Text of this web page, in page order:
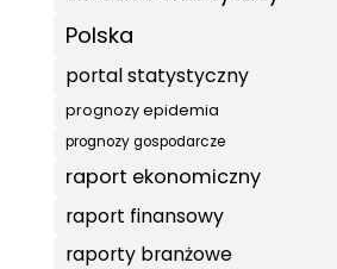
Polska
portal statystyczny
prognozy epidemia
prognozy gospodarcze
raport ekonomiczny
raport finansowy
raporty branżowe